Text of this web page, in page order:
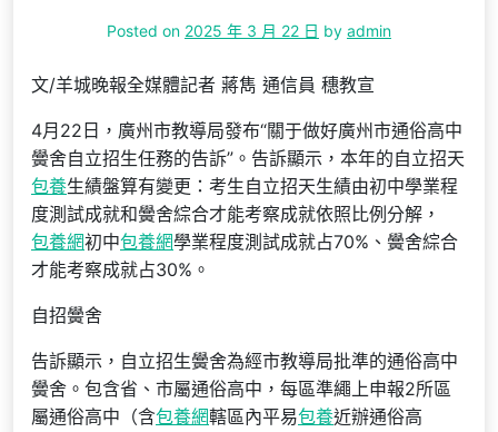
Posted on 2025 年 3 月 22 日 by admin
文/羊城晚報全媒體記者 蔣雋 通信員 穗教宣
4月22日，廣州市教導局發布“關于做好廣州市通俗高中
黌舍自立招生任務的告訴”。告訴顯示，本年的自立招天
包養生績盤算有變更：考生自立招天生績由初中學業程
度測試成就和黌舍綜合才能考察成就依照比例分解，
包養網初中包養網學業程度測試成就占70%、黌舍綜合
才能考察成就占30%。
自招黌舍
告訴顯示，自立招生黌舍為經市教導局批準的通俗高中
黌舍。包含省、市屬通俗高中，每區準繩上申報2所區
屬通俗高中（含包養網轄區內平易包養近辦通俗高